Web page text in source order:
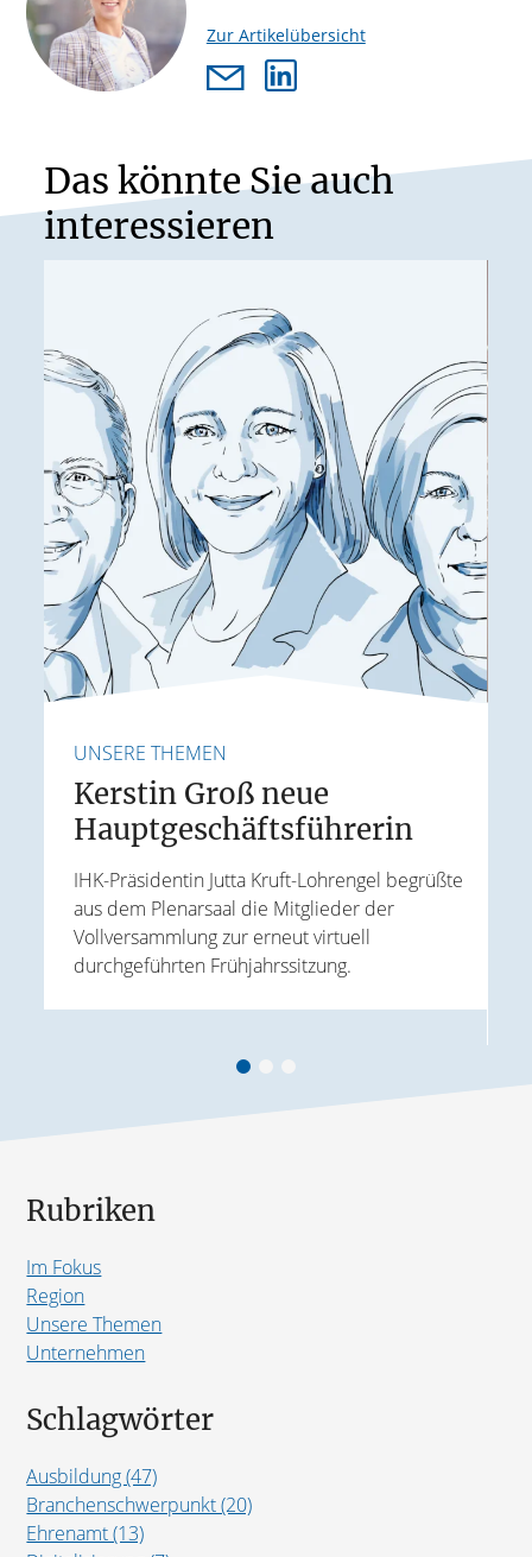
Zur Artikelübersicht
Das könnte Sie auch
interessieren
UNSERE THEMEN
Kerstin Groß neue
Hauptgeschäftsführerin
IHK-Präsidentin Jutta Kruft-Lohrengel begrüßte
aus dem Plenarsaal die Mitglieder der
Vollversammlung zur erneut virtuell
durchgeführten Frühjahrssitzung.
Rubriken
Im Fokus
Region
Unsere Themen
Unternehmen
Schlagwörter
Ausbildung (47)
Branchenschwerpunkt (20)
Ehrenamt (13)